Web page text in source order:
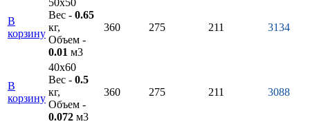
В
корзину
50х50
Вес - 0.65
кг,
Объем -
0.01 м3
360 275 211 3134
В
корзину
40х60
Вес - 0.5
кг,
Объем -
0.072 м3
360 275 211 3088